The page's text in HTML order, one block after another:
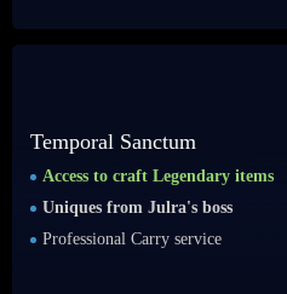
Temporal Sanctum
Access to craft Legendary items
Uniques from Julra's boss
Professional Carry service